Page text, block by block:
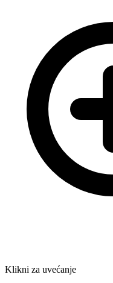
Klikni za uvećanje